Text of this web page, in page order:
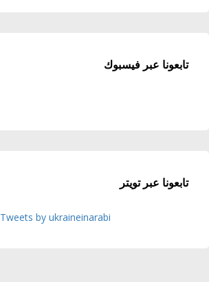
تابعونا عبر فيسبوك
تابعونا عبر تويتر
Tweets by ukraineinarabi